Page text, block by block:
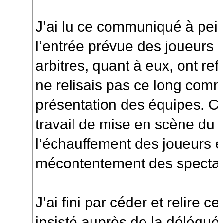
J’ai lu ce communiqué à
l’entrée prévue des
arbitres, quant à eux, ont
ne relisais pas ce long
présentation des équipes.
travail de mise en scène
l’échauffement des
mécontentement des
J’ai fini par céder et relire